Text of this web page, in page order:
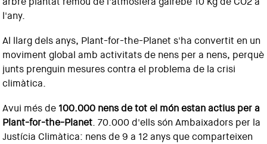
l'any.
Al llarg dels anys, Plant-for-the-Planet s'ha convertit en un
moviment global amb activitats de nens per a nens, perquè
junts prenguin mesures contra el problema de la crisi
climàtica.
Avui més de 100.000 nens de tot el món estan actius per a
Plant-for-the-Planet. 70.000 d'ells són Ambaixadors per la
Justícia Climàtica: nens de 9 a 12 anys que comparteixen